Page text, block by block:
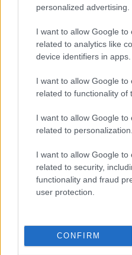
personalized advertising.
I want to allow Google to
related to analytics like
device identifiers in apps.
I want to allow Google to
related to functionality of
I want to allow Google to
related to personalization.
I want to allow Google to
related to security,
functionality and fraud
user protection.
CONFIRM
Η Realnews που